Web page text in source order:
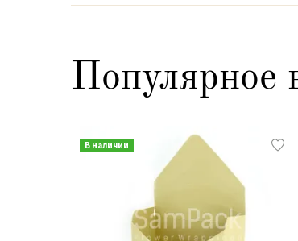
Популярное
В наличии